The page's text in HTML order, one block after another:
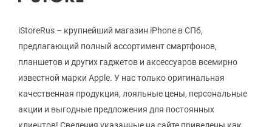
iStoreRus – крупнейший магазин iPhone в СПб,
предлагающий полный ассортимент смартфонов,
планшетов и других гаджетов и аксессуаров всемирно
известной марки Apple. У нас только оригинальная
качественная продукция, лояльные цены, персональные
акции и выгодные предложения для постоянных